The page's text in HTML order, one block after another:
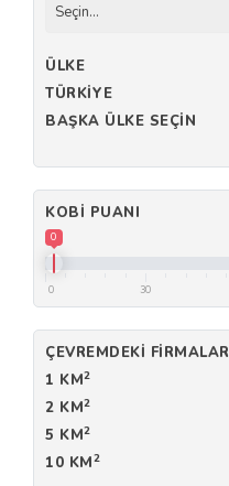
Seçin...
ÜLKE
TÜRKIYE
BAŞKA ÜLKE SEÇIN
KOBI PUANI
0
0 30
ÇEVREMDEKI FIRMALAR
1 KM2
2 KM2
5 KM2
10 KM2